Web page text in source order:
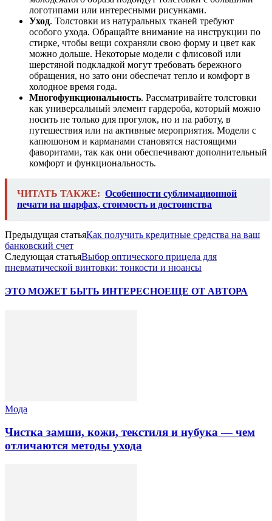
логотипами или интересными рисунками.
Уход. Толстовки из натуральных тканей требуют
особого ухода. Обращайте внимание на инструкции по
стирке, чтобы вещи сохраняли свою форму и цвет как
можно дольше. Некоторые модели с флисовой или
шерстяной подкладкой могут требовать бережного
обращения, но зато они обеспечат тепло и комфорт в
холодное время года.
Многофункциональность. Рассматривайте толстовки
как универсальный элемент гардероба, который можно
носить не только для прогулок, но и на работу, в
путешествия или на активные мероприятия. Модели с
капюшоном и карманами становятся настоящими
фаворитами, так как они обеспечивают дополнительный
комфорт и функциональность.
ЧИТАТЬ ТАКЖЕ: Особенности сублимационной
печати на шарфах, стоимость и достоинства
Предыдущая статьяКак получить кредитные средства на ваш
банковский счет
Следующая статьяВыбор оптического прицела для
пневматической винтовки: тонкости и нюансы
ЭТО МОЖЕТ БЫТЬ ИНТЕРЕСНОЕЩЕ ОТ АВТОРА
Мода
Чистка замши, кожи, текстиля и нубука — чем
отличаются методы ухода